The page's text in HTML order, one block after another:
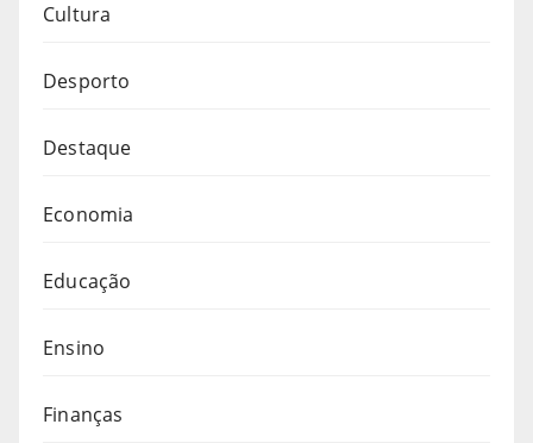
Cultura
Desporto
Destaque
Economia
Educação
Ensino
Finanças